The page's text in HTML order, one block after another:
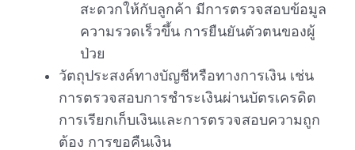
สะดวกให้กับลูกค้า มีการตรวจสอบข้อมูล
ความรวดเร็วขึ้น การยืนยันตัวตนของผู้
ป่วย
วัตถุประสงค์ทางบัญชีหรือทางการเงิน เช่น
การตรวจสอบการชำระเงินผ่านบัตรเครดิต
การเรียกเก็บเงินและการตรวจสอบความถูก
ต้อง การขอคืนเงิน